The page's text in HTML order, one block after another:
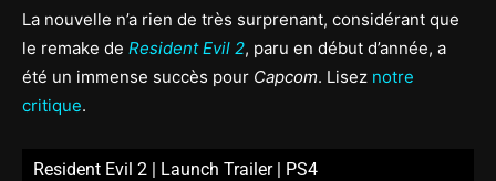
La nouvelle n’a rien de très surprenant, considérant que
le remake de Resident Evil 2, paru en début d’année, a
été un immense succès pour Capcom. Lisez notre
critique.
Resident Evil 2 | Launch Trailer | PS4